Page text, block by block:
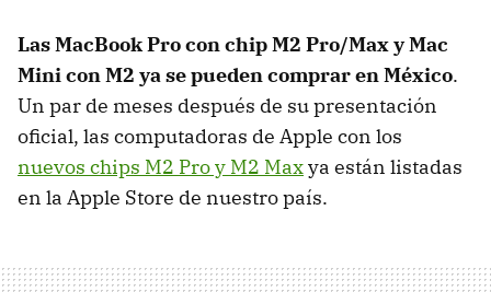
Las MacBook Pro con chip M2 Pro/Max y Mac
Mini con M2 ya se pueden comprar en México.
Un par de meses después de su presentación
oficial, las computadoras de Apple con los
nuevos chips M2 Pro y M2 Maxya están listadas
en la Apple Store de nuestro país.